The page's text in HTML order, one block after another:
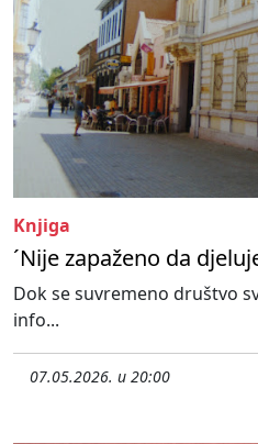
Knjiga
´Nije zapaženo da
Dok se suvremeno društvo
info...
07.05.2026. u 20:00